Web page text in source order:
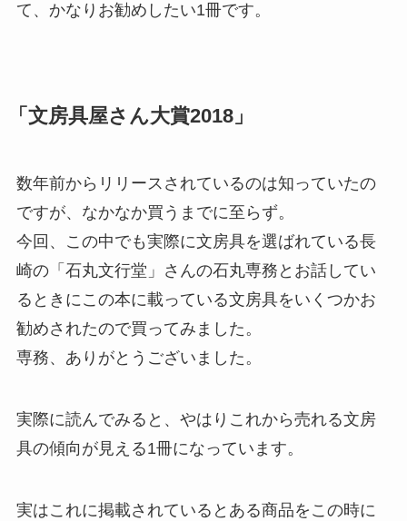
て、かなりお勧めしたい1冊です。
「文房具屋さん大賞2018」
数年前からリリースされているのは知っていたの
ですが、なかなか買うまでに至らず。
今回、この中でも実際に文房具を選ばれている長
崎の「石丸文行堂」さんの石丸専務とお話してい
るときにこの本に載っている文房具をいくつかお
勧めされたので買ってみました。
専務、ありがとうございました。
実際に読んでみると、やはりこれから売れる文房
具の傾向が見える1冊になっています。
実はこれに掲載されているとある商品をこの時に